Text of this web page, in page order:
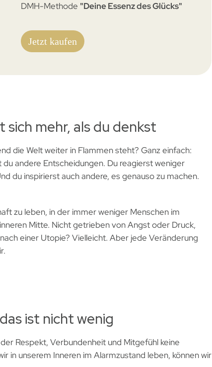
DMH-Methode "Deine Essenz des Glücks"
Jetzt kaufen
mehr, als du denkst
die Welt weiter in Flammen steht? Ganz einfach:
andere Entscheidungen. Du reagierst weniger
du inspirierst auch andere, es genauso zu machen.
zu leben, in der immer weniger Menschen im
Mitte. Nicht getrieben von Angst oder Druck,
einer Utopie? Vielleicht. Aber jede Veränderung
ist nicht wenig
Respekt, Verbundenheit und Mitgefühl keine
in unserem Inneren im Alarmzustand leben, können wir